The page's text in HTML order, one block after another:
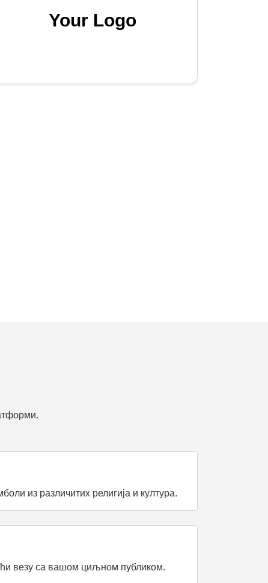
Your Logo
из различитих религија и култура.
везу са вашом циљном публиком.